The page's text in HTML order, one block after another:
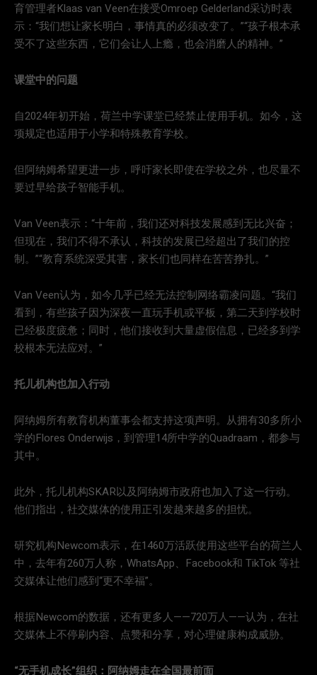
育管理者Klaas van Veen在接受Omroep Gelderland采访时表
示：“我们想让家长明白，事情真的必须改变了。”“孩子根本承
受不了这些东西，它们会让人上瘾，也会消磨人的精神。”
课堂中的问题
自2024年初开始，荷兰中学课堂已经禁止使用手机。如今，这
项规定也适用于小学和特殊教育学校。
但阿纳姆希望更进一步，呼吁家长即使在学校之外，也尽量不
要过早给孩子智能手机。
Van Veen表示：“十年前，我们还对科技发展感到无比兴奋；
但现在，我们不得不承认，科技的发展已经超出了我们的控
制。”“教育系统深受其害，家长们也同样在苦苦挣扎。”
Van Veen认为，如今几乎已经无法控制网络霸凌问题。“我们
看到，有些孩子因为深夜一直玩手机或平板，第二天到学校时
已经极度疲惫；同时，他们接收到大量虚假信息，已经多到学
校根本无法应对。”
托儿机构也加入行动
阿纳姆所有教育机构董事会都支持这项声明。从拥有30多所小
学的Flores Onderwijs，到管理14所中学的Quadraam，都参与
其中。
此外，托儿机构SKAR以及阿纳姆市政府也加入了这一行动。
他们指出，社交媒体的使用正引发越来越多的担忧。
研究机构Newcom表示，在1460万活跃使用这些平台的荷兰人
中，去年有260万人称，WhatsApp、Facebook和 TikTok 等社
交媒体让他们感到“更不幸福”。
根据Newcom的数据，还有更多人——720万人——认为，在社
交媒体上不停刷内容、点赞和分享，对心理健康构成威胁。
“无手机成长”组织：阿纳姆走在全国最前面